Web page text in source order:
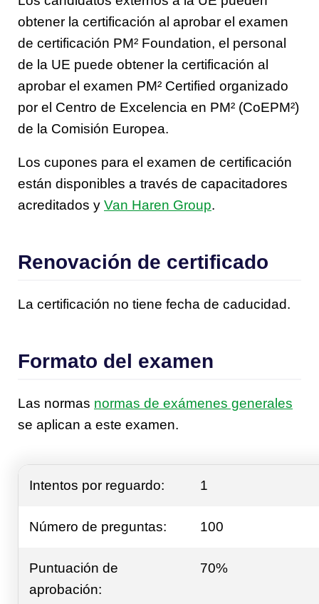
obtener la certificación al aprobar el examen
de certificación PM² Foundation, el personal
de la UE puede obtener la certificación al
aprobar el examen PM² Certified organizado
por el Centro de Excelencia en PM² (CoEPM²)
de la Comisión Europea.
Los cupones para el examen de certificación
están disponibles a través de capacitadores
acreditados y Van Haren Group.
Renovación de certificado
La certificación no tiene fecha de caducidad.
Formato del examen
Las normas normas de exámenes generales
se aplican a este examen.
Intentos por reguardo: 1
Número de preguntas: 100
Puntuación de
aprobación:
70%